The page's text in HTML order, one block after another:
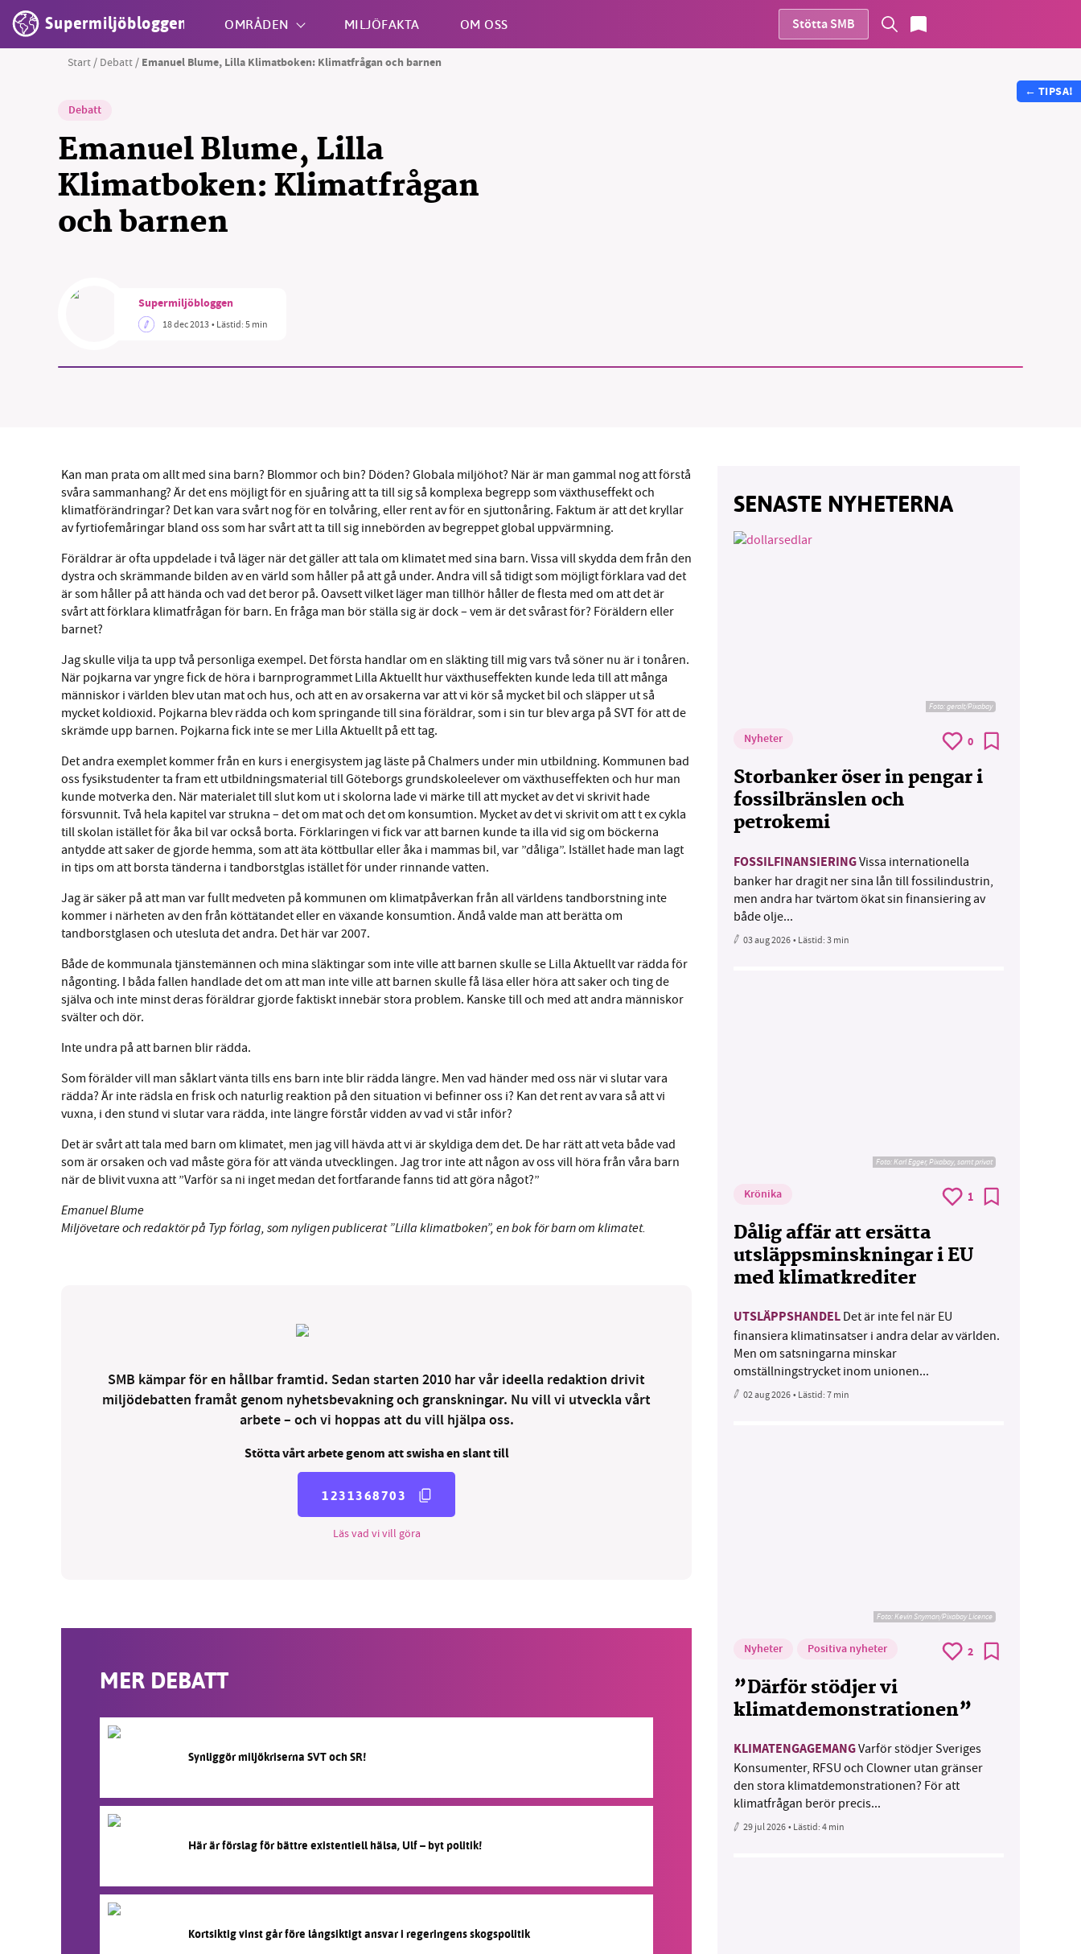
Supermiljöbloggen OMRÅDEN MILJÖFAKTA OM OSS Stötta SMB
Start / Debatt / Emanuel Blume, Lilla Klimatboken: Klimatfrågan och barnen
Debatt
Emanuel Blume, Lilla
Klimatboken: Klimatfrågan
och barnen
Supermiljöbloggen
18 dec 2013• Lästid:5 min
Kan man prata om allt med sina barn? Blommor och bin? Döden? Globala miljöhot? När är man gammal nog att förstå
svåra sammanhang? Är det ens möjligt för en sjuåring att ta till sig så komplexa begrepp som växthuseffekt och
klimatförändringar? Det kan vara svårt nog för en tolvåring, eller rent av för en sjuttonåring. Faktum är att det kryllar
av fyrtiofemåringar bland oss som har svårt att ta till sig innebörden av begreppet global uppvärmning.
Föräldrar är ofta uppdelade i två läger när det gäller att tala om klimatet med sina barn. Vissa vill skydda dem från den
dystra och skrämmande bilden av en värld som håller på att gå under. Andra vill så tidigt som möjligt förklara vad det
är som håller på att hända och vad det beror på. Oavsett vilket läger man tillhör håller de flesta med om att det är
svårt att förklara klimatfrågan för barn. En fråga man bör ställa sig är dock – vem är det svårast för? Föräldern eller
barnet?
Jag skulle vilja ta upp två personliga exempel. Det första handlar om en släkting till mig vars två söner nu är i tonåren.
När pojkarna var yngre fick de höra i barnprogrammet Lilla Aktuellt hur växthuseffekten kunde leda till att många
människor i världen blev utan mat och hus, och att en av orsakerna var att vi kör så mycket bil och släpper ut så
mycket koldioxid. Pojkarna blev rädda och kom springande till sina föräldrar, som i sin tur blev arga på SVT för att de
skrämde upp barnen. Pojkarna fick inte se mer Lilla Aktuellt på ett tag.
Det andra exemplet kommer från en kurs i energisystem jag läste på Chalmers under min utbildning. Kommunen bad
oss fysikstudenter ta fram ett utbildningsmaterial till Göteborgs grundskoleelever om växthuseffekten och hur man
kunde motverka den. När materialet till slut kom ut i skolorna lade vi märke till att mycket av det vi skrivit hade
försvunnit. Två hela kapitel var strukna – det om mat och det om konsumtion. Mycket av det vi skrivit om att t ex cykla
till skolan istället för åka bil var också borta. Förklaringen vi fick var att barnen kunde ta illa vid sig om böckerna
antydde att saker de gjorde hemma, som att äta köttbullar eller åka i mammas bil, var ”dåliga”. Istället hade man lagt
in tips om att borsta tänderna i tandborstglas istället för under rinnande vatten.
Jag är säker på att man var fullt medveten på kommunen om klimatpåverkan från all världens tandborstning inte
kommer i närheten av den från köttätandet eller en växande konsumtion. Ändå valde man att berätta om
tandborstglasen och utesluta det andra. Det här var 2007.
Både de kommunala tjänstemännen och mina släktingar som inte ville att barnen skulle se Lilla Aktuellt var rädda för
någonting. I båda fallen handlade det om att man inte ville att barnen skulle få läsa eller höra att saker och ting de
själva och inte minst deras föräldrar gjorde faktiskt innebär stora problem. Kanske till och med att andra människor
svälter och dör.
Inte undra på att barnen blir rädda.
Som förälder vill man såklart vänta tills ens barn inte blir rädda längre. Men vad händer med oss när vi slutar vara
rädda? Är inte rädsla en frisk och naturlig reaktion på den situation vi befinner oss i? Kan det rent av vara så att vi
vuxna, i den stund vi slutar vara rädda, inte längre förstår vidden av vad vi står inför?
Det är svårt att tala med barn om klimatet, men jag vill hävda att vi är skyldiga dem det. De har rätt att veta både vad
som är orsaken och vad måste göra för att vända utvecklingen. Jag tror inte att någon av oss vill höra från våra barn
när de blivit vuxna att ”Varför sa ni inget medan det fortfarande fanns tid att göra något?”
Emanuel Blume
Miljövetare och redaktör på Typ förlag, som nyligen publicerat ”Lilla klimatboken”, en bok för barn om klimatet.
SMB kämpar för en hållbar framtid. Sedan starten 2010 har vår ideella redaktion drivit
miljödebatten framåt genom nyhetsbevakning och granskningar. Nu vill vi utveckla vårt
arbete – och vi hoppas att du vill hjälpa oss.
Stötta vårt arbete genom att swisha en slant till
1231368703
Läs vad vi vill göra
MER DEBATT
Synliggör miljökriserna SVT och SR!
Här är förslag för bättre existentiell hälsa, Ulf – byt politik!
Kortsiktig vinst går före långsiktigt ansvar i regeringens skogspolitik
SENASTE NYHETERNA
Foto:geralt/Pixabay
Nyheter 0
Storbanker öser in pengar i
fossilbränslen och
petrokemi
FOSSILFINANSIERINGVissa internationella
banker har dragit ner sina lån till fossilindustrin,
men andra har tvärtom ökat sin finansiering av
både olje...
03 aug 2026• Lästid:3 min
Foto: Karl Egger, Pixabay, samt privat
Krönika 1
Dålig affär att ersätta
utsläppsminskningar i EU
med klimatkrediter
UTSLÄPPSHANDEL Det är inte fel när EU
finansiera klimatinsatser i andra delar av världen.
Men om satsningarna minskar
omställningstrycket inom unionen...
02 aug 2026• Lästid:7 min
Foto:Kevin Snyman/Pixabay Licence
Nyheter Positiva nyheter 2
”Därför stödjer vi
klimatdemonstrationen”
KLIMATENGAGEMANGVarför stödjer Sveriges
Konsumenter, RFSU och Clowner utan gränser
den stora klimatdemonstrationen? För att
klimatfrågan berör precis...
29 jul 2026• Lästid:4 min
← TIPSA!
1231368703